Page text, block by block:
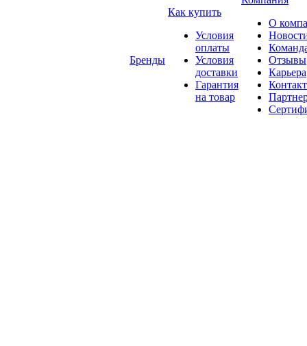
Бренды
Как купить
Условия
оплаты
Условия
доставки
Гарантия
на товар
О
Отзывы
Карьера